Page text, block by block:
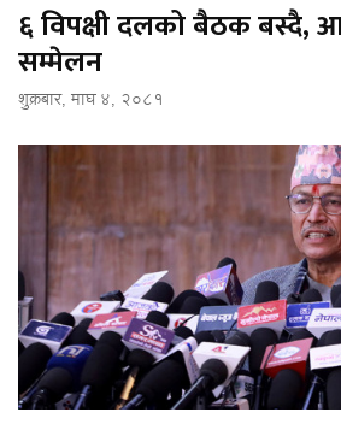
६ विपक्षी दलको बैठक बस्दै,
सम्मेलन
शुक्रबार, माघ ४, २०८१